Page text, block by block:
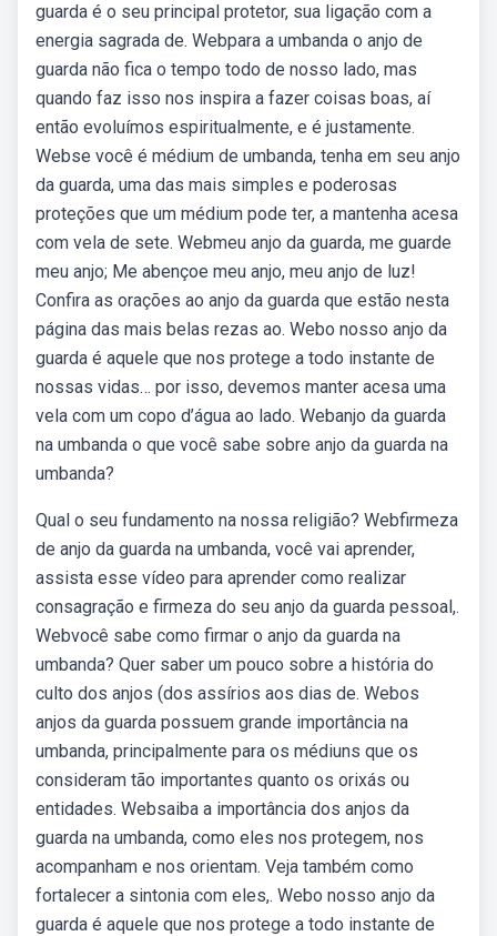
guarda é o seu principal protetor, sua ligação com a
energia sagrada de. Webpara a umbanda o anjo de
guarda não fica o tempo todo de nosso lado, mas
quando faz isso nos inspira a fazer coisas boas, aí
então evoluímos espiritualmente, e é justamente.
Webse você é médium de umbanda, tenha em seu anjo
da guarda, uma das mais simples e poderosas
proteções que um médium pode ter, a mantenha acesa
com vela de sete. Webmeu anjo da guarda, me guarde
meu anjo; Me abençoe meu anjo, meu anjo de luz!
Confira as orações ao anjo da guarda que estão nesta
página das mais belas rezas ao. Webo nosso anjo da
guarda é aquele que nos protege a todo instante de
nossas vidas… por isso, devemos manter acesa uma
vela com um copo d’água ao lado. Webanjo da guarda
na umbanda o que você sabe sobre anjo da guarda na
umbanda?
Qual o seu fundamento na nossa religião? Webfirmeza
de anjo da guarda na umbanda, você vai aprender,
assista esse vídeo para aprender como realizar
consagração e firmeza do seu anjo da guarda pessoal,.
Webvocê sabe como firmar o anjo da guarda na
umbanda? Quer saber um pouco sobre a história do
culto dos anjos (dos assírios aos dias de. Webos
anjos da guarda possuem grande importância na
umbanda, principalmente para os médiuns que os
consideram tão importantes quanto os orixás ou
entidades. Websaiba a importância dos anjos da
guarda na umbanda, como eles nos protegem, nos
acompanham e nos orientam. Veja também como
fortalecer a sintonia com eles,. Webo nosso anjo da
guarda é aquele que nos protege a todo instante de